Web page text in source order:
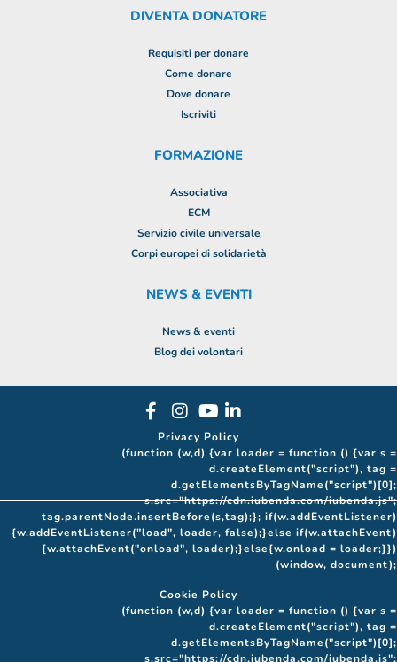
DIVENTA DONATORE
Requisiti per donare
Come donare
Dove donare
Iscriviti
FORMAZIONE
Associativa
ECM
Servizio civile universale
Corpi europei di solidarietà
NEWS & EVENTI
News & eventi
Blog dei volontari
Privacy Policy
(function (w,d) {var loader = function () {var s =
d.createElement("script"), tag =
d.getElementsByTagName("script")[0];
s.src="https://cdn.iubenda.com/iubenda.js";
tag.parentNode.insertBefore(s,tag);}; if(w.addEventListener)
{w.addEventListener("load", loader, false);}else if(w.attachEvent)
{w.attachEvent("onload", loader);}else{w.onload = loader;}})
(window, document);
Cookie Policy
(function (w,d) {var loader = function () {var s =
d.createElement("script"), tag =
d.getElementsByTagName("script")[0];
s.src="https://cdn.iubenda.com/iubenda.js";